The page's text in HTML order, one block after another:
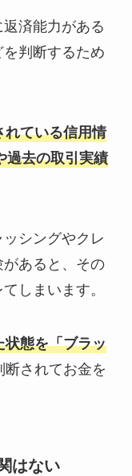
済能力がある
判断するため
れている信用情
過去の取引実績
シングやクレ
あると、その
しまいます。
状態を「ブラッ
されてお金を
はない